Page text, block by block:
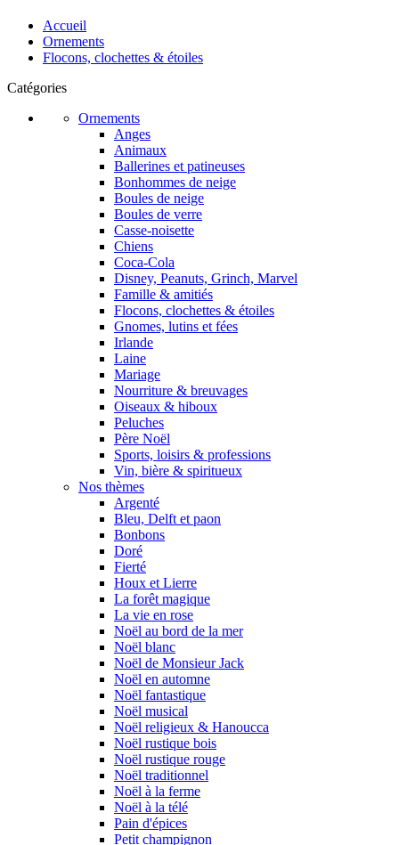
Accueil
Ornements
Flocons, clochettes & étoiles
Catégories
Nos thèmes
Argenté
Bleu, Delft et paon
Bonbons
Doré
Fierté
Houx et Lierre
La forêt magique
La vie en rose
Noël au bord de la mer
Noël blanc
Noël de Monsieur Jack
Noël en automne
Noël fantastique
Noël musical
Noël religieux & Hanoucca
Noël rustique bois
Noël rustique rouge
Noël traditionnel
Noël à la ferme
Noël à la télé
Pain d'épices
Petit champignon
Ornements
Anges
Animaux
Ballerines et patineuses
Bonhommes de neige
Boules de neige
Boules de verre
Casse-noisette
Chiens
Coca-Cola
Disney, Peanuts, Grinch, Marvel
Famille & amitiés
Flocons, clochettes & étoiles
Gnomes, lutins et fées
Irlande
Laine
Mariage
Nourriture & breuvages
Oiseaux & hiboux
Peluches
Père Noël
Sports, loisirs & professions
Vin, bière & spiritueux